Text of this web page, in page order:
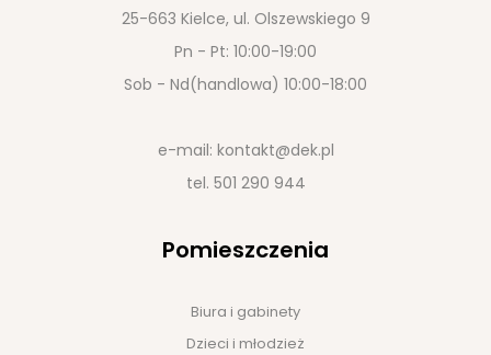
25-663 Kielce, ul. Olszewskiego 9
Pn - Pt: 10:00-19:00
Sob - Nd(handlowa) 10:00-18:00
e-mail: kontakt@dek.pl
tel. 501 290 944
Pomieszczenia
Biura i gabinety
Dzieci i młodzież